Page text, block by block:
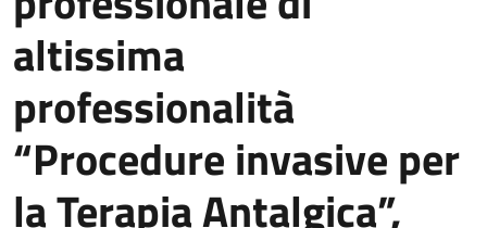
altissima
professionalità
“Procedure invasive per
la Terapia Antalgica”,